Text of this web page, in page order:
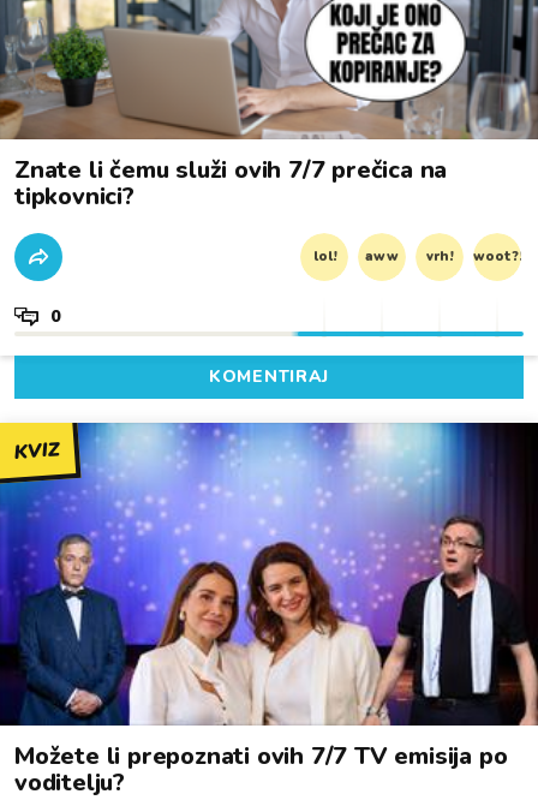
Znate li čemu služi ovih 7/7 prečica na
tipkovnici?
lol! aww vrh! woot?!
0
KOMENTIRAJ
KVIZ
Možete li prepoznati ovih 7/7 TV emisija po
voditelju?